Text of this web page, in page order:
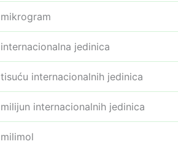
mikrogram
internacionalna jedinica
tisuću internacionalnih jedinica
milijun internacionalnih jedinica
milimol